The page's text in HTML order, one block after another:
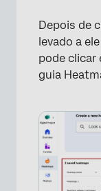
Depois de
levado a
pode clicar
guia